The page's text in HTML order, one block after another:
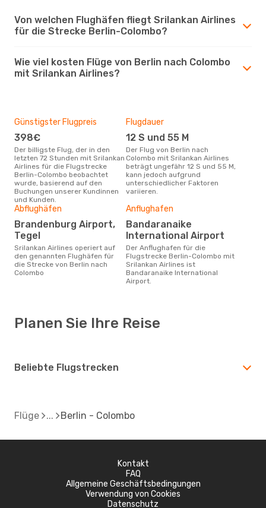
Von welchen Flughäfen fliegt Srilankan Airlines
für die Strecke Berlin-Colombo?
Wie viel kosten Flüge von Berlin nach Colombo
mit Srilankan Airlines?
Günstigster Flugpreis
398€
Der billigste Flug, der in den
letzten 72 Stunden mit Srilankan
Airlines für die Flugstrecke
Berlin-Colombo beobachtet
wurde, basierend auf den
Buchungen unserer Kundinnen
und Kunden.
Flugdauer
12 S und 55 M
Der Flug von Berlin nach
Colombo mit Srilankan Airlines
beträgt ungefähr 12 S und 55 M,
kann jedoch aufgrund
unterschiedlicher Faktoren
variieren.
Abflughäfen
Brandenburg Airport,
Tegel
Srilankan Airlines operiert auf
den genannten Flughäfen für
die Strecke von Berlin nach
Colombo
Anflughafen
Bandaranaike
International Airport
Der Anflughafen für die
Flugstrecke Berlin-Colombo mit
Srilankan Airlines ist
Bandaranaike International
Airport.
Planen Sie Ihre Reise
Beliebte Flugstrecken
Flüge Berlin - Colombo
Kontakt
FAQ
Allgemeine Geschäftsbedingungen
Verwendung von Cookies
Datenschutz